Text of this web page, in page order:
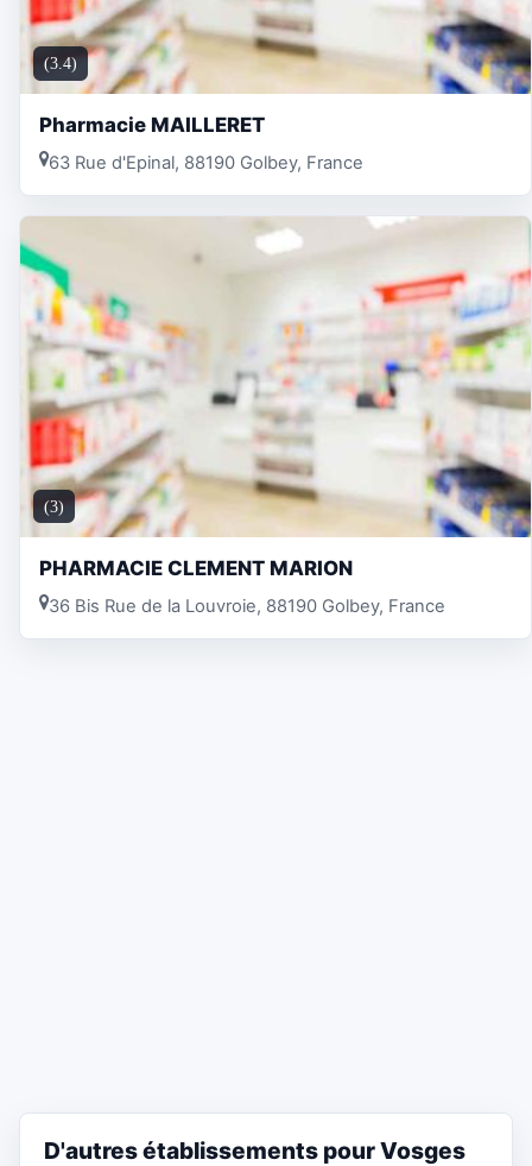
(3.4)
Pharmacie MAILLERET
63 Rue d'Epinal, 88190 Golbey, France
(3)
PHARMACIE CLEMENT MARION
36 Bis Rue de la Louvroie, 88190 Golbey, France
D'autres établissements pour Vosges